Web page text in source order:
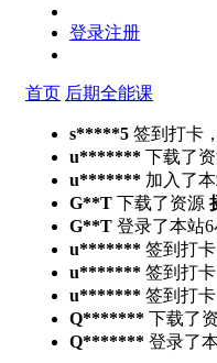
登录注册
首页 后期全能课
s*****5 签到打卡
u******* 下载了
u******* 加入了
G**T 下载了资源
G**T 登录了本站
u******* 签到打
u******* 签到打
u******* 签到打
Q******* 下载了
Q******* 登录了